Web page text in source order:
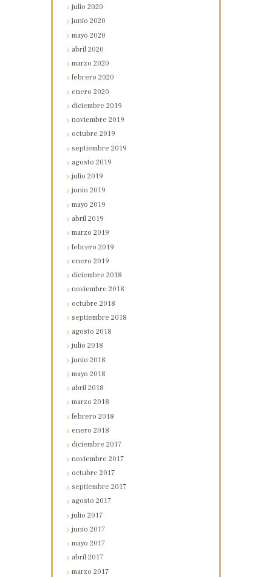
julio2020
junio2020
mayo2020
abril2020
marzo2020
febrero2020
enero2020
diciembre2019
noviembre2019
octubre2019
septiembre2019
agosto2019
julio2019
junio2019
mayo2019
abril2019
marzo2019
febrero2019
enero2019
diciembre2018
noviembre2018
octubre2018
septiembre2018
agosto2018
julio2018
junio2018
mayo2018
abril2018
marzo2018
febrero2018
enero2018
diciembre2017
noviembre2017
octubre2017
septiembre2017
agosto2017
julio2017
junio2017
mayo2017
abril2017
marzo2017